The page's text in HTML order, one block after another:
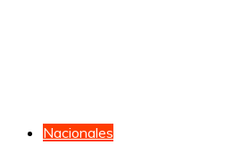
Nacionales